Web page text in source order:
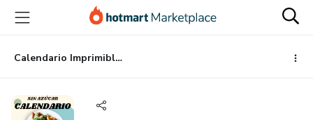
principal
página
de
página
Calendario Imprimible 21 Días Sin Azúcar